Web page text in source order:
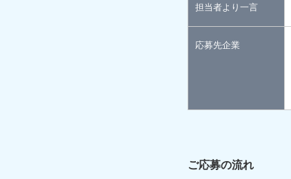
担当者より一言
応募先企業
ご応募の流れ